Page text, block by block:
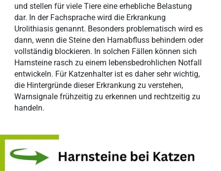
und stellen für viele Tiere eine erhebliche Belastung
dar. In der Fachsprache wird die Erkrankung
Urolithiasis genannt. Besonders problematisch wird es
dann, wenn die Steine den Harnabfluss behindern oder
vollständig blockieren. In solchen Fällen können sich
Harnsteine rasch zu einem lebensbedrohlichen Notfall
entwickeln. Für Katzenhalter ist es daher sehr wichtig,
die Hintergründe dieser Erkrankung zu verstehen,
Warnsignale frühzeitig zu erkennen und rechtzeitig zu
handeln.